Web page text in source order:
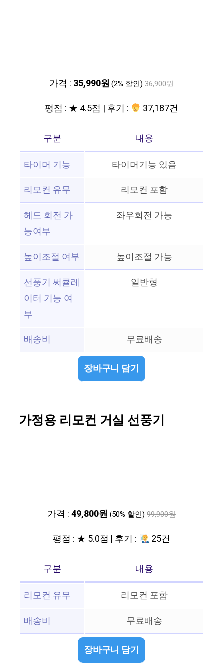
가격 : 35,990원 (2% 할인) 36,900원
평점 : ★ 4.5점 | 후기 : 37,187건
구분
내용
타이머 기능
타이머기능 있음
리모컨 유무
리모컨 포함
헤드 회전 가
능여부
좌우회전 가능
높이조절 여부
높이조절 가능
선풍기 써큘레
이터 기능 여
부
일반형
배송비 무료배송
장바구니 담기
가정용 리모컨 거실 선풍기
가격 :49,800원 (50% 할인) 99,900원
평점 : ★ 5.0점 | 후기 : 25건
구분
내용
리모컨 유무
리모컨 포함
배송비
무료배송
장바구니 담기